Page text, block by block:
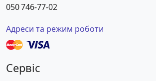
050 746-77-02
Адреси та режим роботи
Сервіс